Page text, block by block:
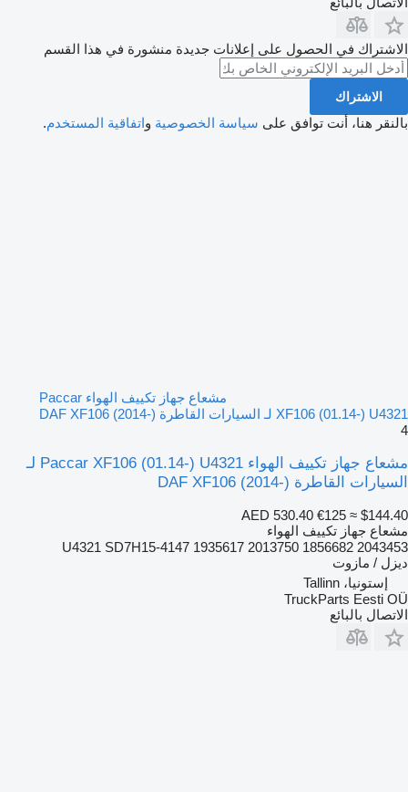
الاشتراك في الحصول على إعلانات جديدة منشورة في هذا القسم
الاشتراك
بالنقر هنا، أنت توافق على سياسة الخصوصية واتفاقية المستخدم.
مشعاع جهاز تكييف الهواء Paccar
XF106 (01.14-) U4321 لـ السيارات القاطرة DAF XF106 (2014-)
4
مشعاع جهاز تكييف الهواء Paccar XF106 (01.14-) U4321 لـ
السيارات القاطرة DAF XF106 (2014-)
AED 530.40 €125 ≈ $144.40
مشعاع جهاز تكييف الهواء
U4321 SD7H15-4147 1935617 2013750 1856682 2043453
ديزل / مازوت
إستونيا، Tallinn
TruckParts Eesti OÜ
الاتصال بالبائع